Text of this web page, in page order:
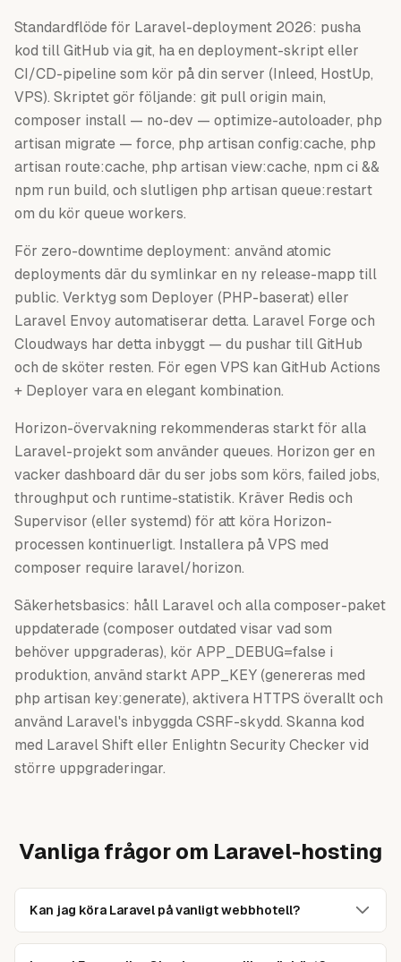
Standardflöde för Laravel-deployment 2026: pusha
kod till GitHub via git, ha en deployment-skript eller
CI/CD-pipeline som kör på din server (Inleed, HostUp,
VPS). Skriptet gör följande: git pull origin main,
composer install — no-dev — optimize-autoloader, php
artisan migrate — force, php artisan config:cache, php
artisan route:cache, php artisan view:cache, npm ci &&
npm run build, och slutligen php artisan queue:restart
om du kör queue workers.
För zero-downtime deployment: använd atomic
deployments där du symlinkar en ny release-mapp till
public. Verktyg som Deployer (PHP-baserat) eller
Laravel Envoy automatiserar detta. Laravel Forge och
Cloudways har detta inbyggt — du pushar till GitHub
och de sköter resten. För egen VPS kan GitHub Actions
+ Deployer vara en elegant kombination.
Horizon-övervakning rekommenderas starkt för alla
Laravel-projekt som använder queues. Horizon ger en
vacker dashboard där du ser jobs som körs, failed jobs,
throughput och runtime-statistik. Kräver Redis och
Supervisor (eller systemd) för att köra Horizon-
processen kontinuerligt. Installera på VPS med
composer require laravel/horizon.
Säkerhetsbasics: håll Laravel och alla composer-paket
uppdaterade (composer outdated visar vad som
behöver uppgraderas), kör APP_DEBUG=false i
produktion, använd starkt APP_KEY (genereras med
php artisan key:generate), aktivera HTTPS överallt och
använd Laravel's inbyggda CSRF-skydd. Skanna kod
med Laravel Shift eller Enlightn Security Checker vid
större uppgraderingar.
Vanliga frågor om Laravel-hosting
Kan jag köra Laravel på vanligt webbhotell?
Ja, om webbhotellet har SSH-åtkomst, Composer, PHP